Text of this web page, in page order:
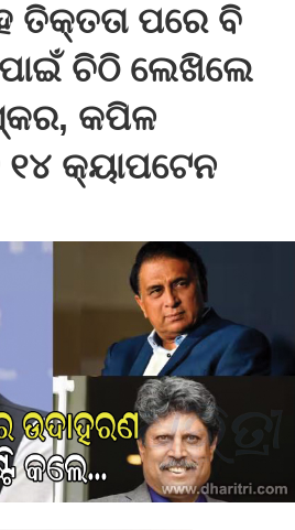
ତିକ୍ତତା ପରେ ବି
ଚିଠି ଲେଖିଲେ
କପିଳ
କ୍ୟାପଟେନ